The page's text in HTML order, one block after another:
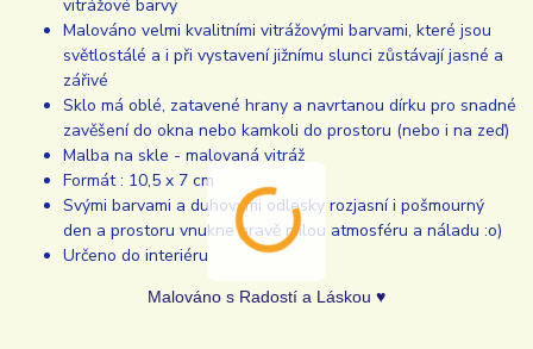
vitrážové barvy
Malováno velmi kvalitními vitrážovými barvami, které jsou
světlostálé a i při vystavení jižnímu slunci zůstávají jasné a
zářivé
Sklo má oblé, zatavené hrany a navrtanou dírku pro snadné
zavěšení do okna nebo kamkoli do prostoru (nebo i na zeď)
Malba na skle - malovaná vitráž
Formát : 10,5 x 7 cm
Svými barvami a duhovými odlesky rozjasní i pošmourný
den a prostoru vnukne hravě milou atmosféru a náladu :o)
Určeno do interiéru
Malováno s Radostí a Láskou ♥